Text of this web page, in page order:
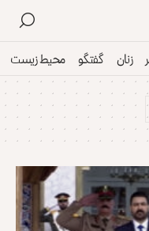
زنان گفتگو محیط زیست